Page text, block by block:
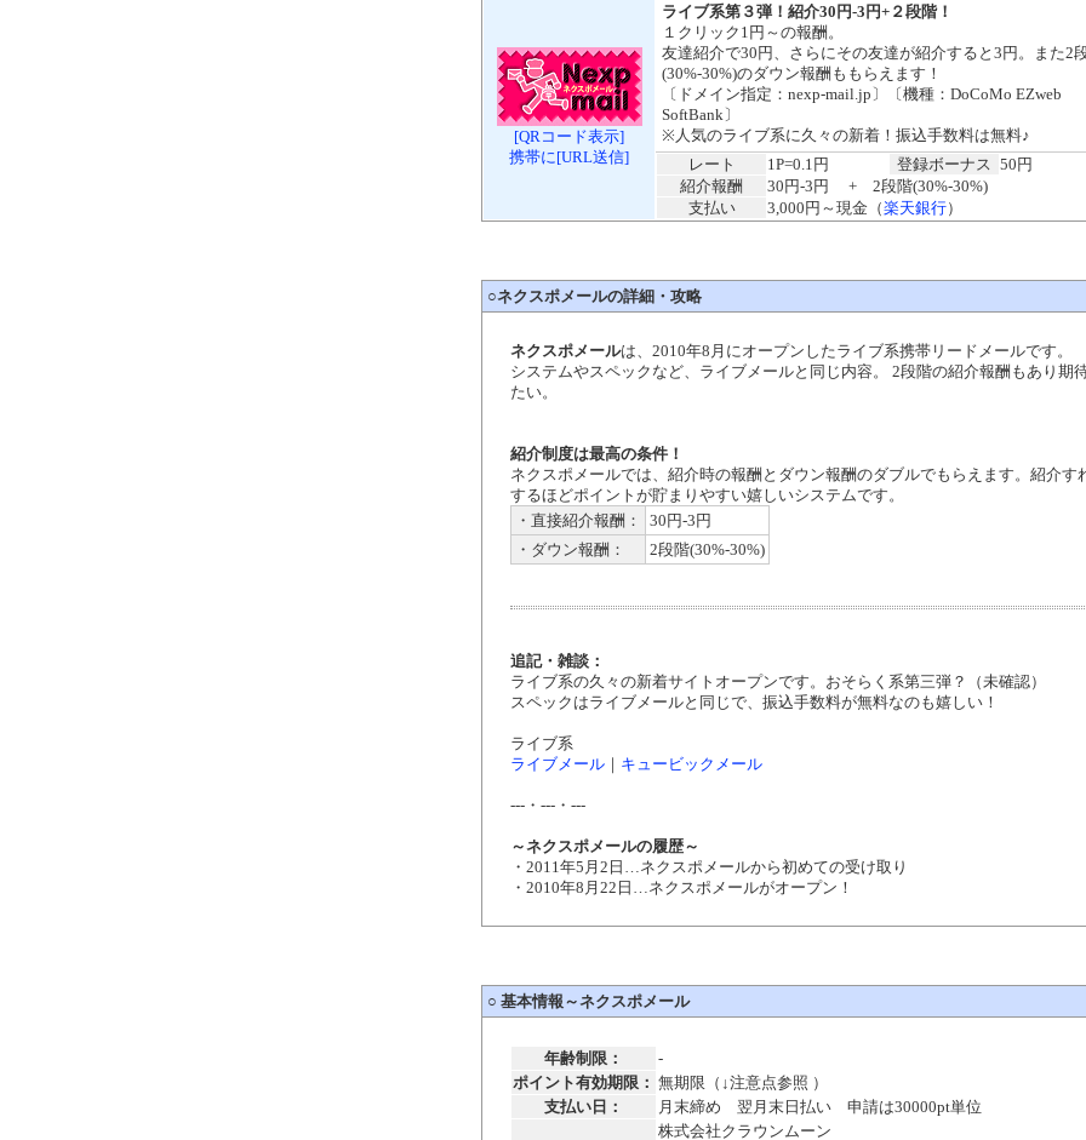
[QRコード表示]
携帯に[URL送信]
ライブ系第３弾！紹介30円-3円+２段階！
１クリック1円～の報酬。
友達紹介で30円、さらにその友達が紹介すると3円。また2
(30%-30%)のダウン報酬ももらえます！
〔ドメイン指定：nexp-mail.jp〕〔機種：DoCoMo EZweb
SoftBank〕
※人気のライブ系に久々の新着！振込手数料は無料♪
レート
1P=0.1円 登録ボーナス 50円
紹介報酬
30円-3円 + 2段階(30%-30%)
支払い
3,000円～現金（楽天銀行）
○ネクスポメールの詳細・攻略
ネクスポメールは、2010年8月にオープンしたライブ系携帯リードメールです。
システムやスペックなど、ライブメールと同じ内容。 2段階の紹介報酬もあり期
たい。
紹介制度は最高の条件！
ネクスポメールでは、紹介時の報酬とダウン報酬のダブルでもらえます。紹介す
するほどポイントが貯まりやすい嬉しいシステムです。
・直接紹介報酬：
30円-3円
・ダウン報酬：
2段階(30%-30%)
追記・雑談：
ライブ系の久々の新着サイトオープンです。おそらく系第三弾？（未確認）
スペックはライブメールと同じで、振込手数料が無料なのも嬉しい！
ライブ系
ライブメール ｜ キュービックメール
---・---・---
～ネクスポメールの履歴～
・2011年5月2日…ネクスポメールから初めての受け取り
・2010年8月22日…ネクスポメールがオープン！
○ 基本情報～ネクスポメール
年齢制限：
-
ポイント有効期限： 無期限（↓注意点参照 ）
支払い日：
月末締め 翌月末日払い 申請は30000pt単位
株式会社クラウンムーン